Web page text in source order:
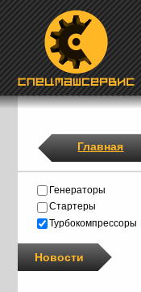
Главная
Генераторы
Стартеры
Турбокомпрессоры
Новости